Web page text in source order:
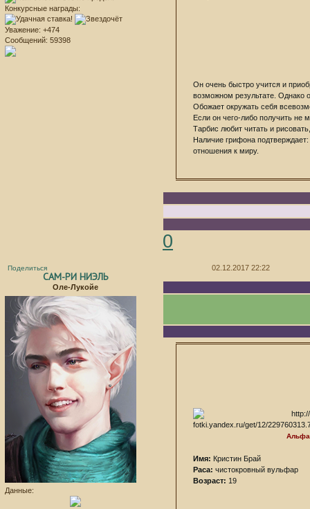
Конкурсные награды:
Уважение: +474
Сообщений: 59398
Он очень быстро учится и
возможном результате. Однако
Обожает окружать себя
Если он чего-либо получить не
Тарбис любит читать и
Наличие грифона подтверждает:
отношения к миру.
0
Поделиться 02.12.2017 22:22
САМ-РИ НИЭЛЬ
Оле-Лукойе
Данные:
Альфа
Имя: Кристин Брай
Раса: чистокровный вульфар
Возраст: 19